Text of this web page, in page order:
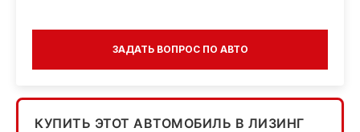
ЗАДАТЬ ВОПРОС ПО АВТО
КУПИТЬ ЭТОТ АВТОМОБИЛЬ В ЛИЗИНГ